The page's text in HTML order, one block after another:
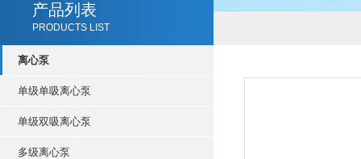
产品列表
PRODUCTS LIST
离心泵
单级单吸离心泵
单级双吸离心泵
多级离心泵